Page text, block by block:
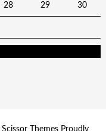
28 29 30
Scissor Themes Proudly